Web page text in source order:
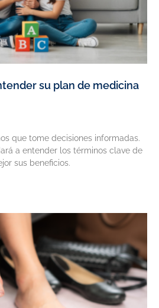
su plan de medicina
que tome decisiones informadas.
a entender los términos clave de
sus beneficios.